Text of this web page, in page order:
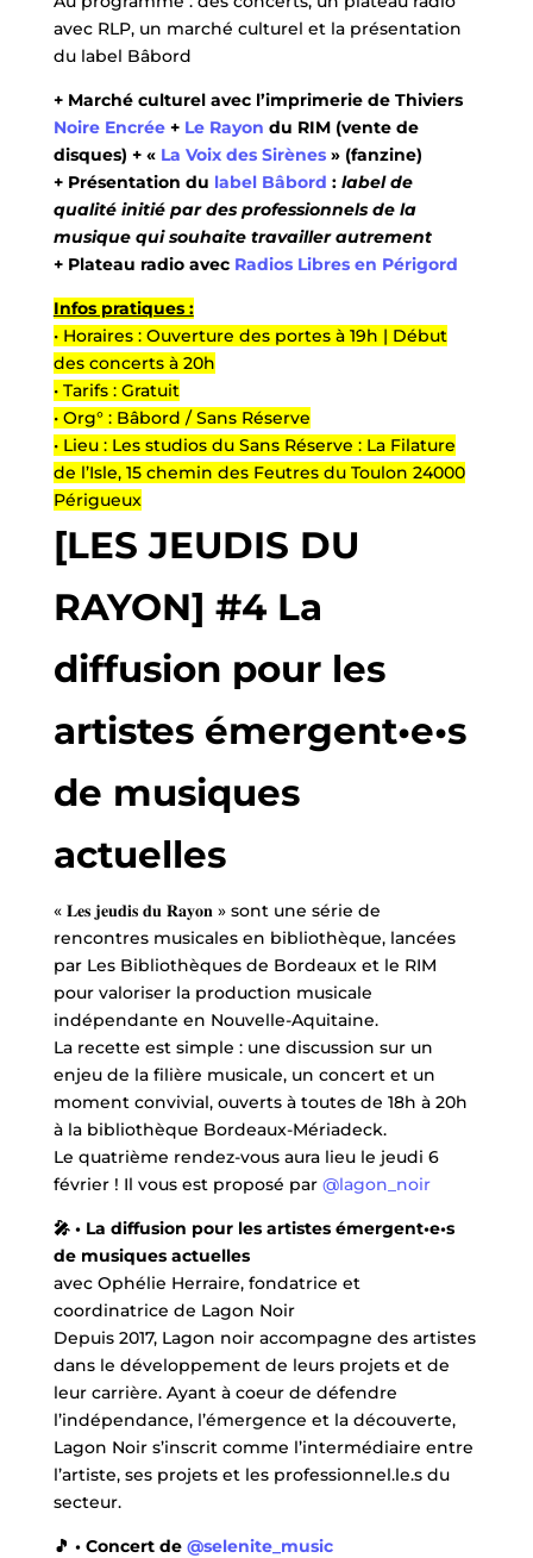
avec RLP, un marché culturel et la présentation
du label Bâbord
+ Marché culturel avec l’imprimerie de Thiviers
Noire Encrée+ Le Rayon du RIM (vente de
disques) + « La Voix des Sirènes» (fanzine)
+ Présentation du label Bâbord : label de
qualité initié par des professionnels de la
musique qui souhaite travailler autrement
+ Plateau radio avec Radios Libres en Périgord
Infos pratiques :
• Horaires : Ouverture des portes à 19h | Début
des concerts à 20h
• Tarifs : Gratuit
• Org° : Bâbord / Sans Réserve
• Lieu : Les studios du Sans Réserve : La Filature
de l’Isle, 15 chemin des Feutres du Toulon 24000
Périgueux
[LES JEUDIS DU
RAYON] #4 La
diffusion pour les
artistes émergent•e•s
de musiques
actuelles
« 𝐋𝐞𝐬 𝐣𝐞𝐮𝐝𝐢𝐬 𝐝𝐮 𝐑𝐚𝐲𝐨𝐧 » sont une série de
rencontres musicales en bibliothèque, lancées
par Les Bibliothèques de Bordeaux et le RIM
pour valoriser la production musicale
indépendante en Nouvelle-Aquitaine.
La recette est simple : une discussion sur un
enjeu de la filière musicale, un concert et un
moment convivial, ouverts à toutes de 18h à 20h
à la bibliothèque Bordeaux-Mériadeck.
Le quatrième rendez-vous aura lieu le jeudi 6
février ! Il vous est proposé par @lagon_noir
🎤 • La diffusion pour les artistes émergent•e•s
de musiques actuelles
avec Ophélie Herraire, fondatrice et
coordinatrice de Lagon Noir
Depuis 2017, Lagon noir accompagne des artistes
dans le développement de leurs projets et de
leur carrière. Ayant à coeur de défendre
l’indépendance, l’émergence et la découverte,
Lagon Noir s’inscrit comme l’intermédiaire entre
l’artiste, ses projets et les professionnel.le.s du
secteur.
🎵 • Concert de @selenite_music